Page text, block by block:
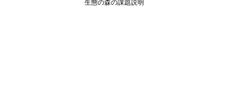
生態の森の課題説明